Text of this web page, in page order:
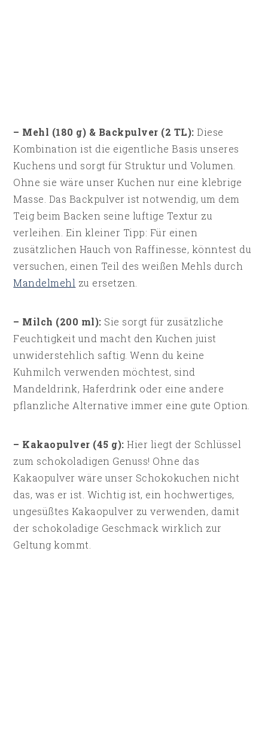
– Mehl (180 g) & Backpulver (2 TL): Diese
Kombination ist die eigentliche Basis unseres
Kuchens und sorgt für Struktur und Volumen.
Ohne sie wäre unser Kuchen nur eine klebrige
Masse. Das Backpulver ist notwendig, um dem
Teig beim Backen seine luftige Textur zu
verleihen. Ein kleiner Tipp: Für einen
zusätzlichen Hauch von Raffinesse, könntest du
versuchen, einen Teil des weißen Mehls durch
Mandelmehl zu ersetzen.
– Milch (200 ml): Sie sorgt für zusätzliche
Feuchtigkeit und macht den Kuchen juist
unwiderstehlich saftig. Wenn du keine
Kuhmilch verwenden möchtest, sind
Mandeldrink, Haferdrink oder eine andere
pflanzliche Alternative immer eine gute Option.
– Kakaopulver (45 g): Hier liegt der Schlüssel
zum schokoladigen Genuss! Ohne das
Kakaopulver wäre unser Schokokuchen nicht
das, was er ist. Wichtig ist, ein hochwertiges,
ungesüßtes Kakaopulver zu verwenden, damit
der schokoladige Geschmack wirklich zur
Geltung kommt.